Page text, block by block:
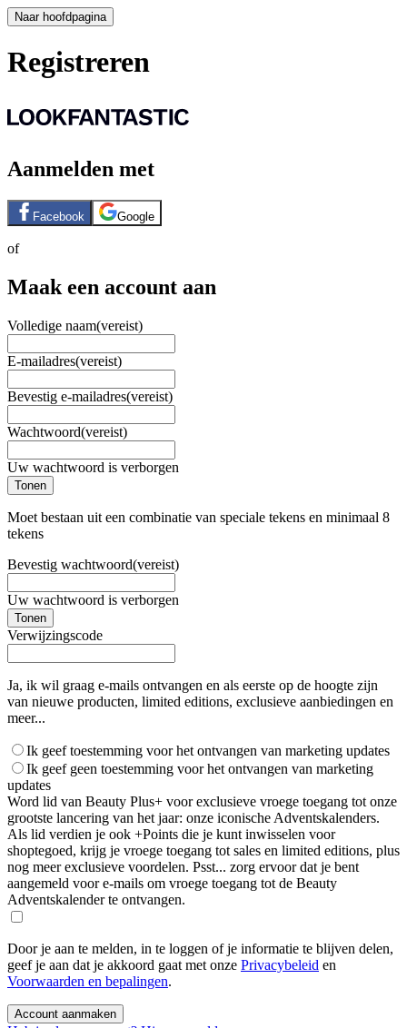
Naar hoofdpagina
Registreren
Aanmelden met
Facebook Google
of
Maak een account aan
Volledige naam(vereist)
E-mailadres(vereist)
Bevestig e-mailadres(vereist)
Wachtwoord(vereist)
Uw wachtwoord is verborgen
Tonen
Moet bestaan uit een combinatie van speciale tekens en minimaal 8
tekens
Bevestig wachtwoord(vereist)
Uw wachtwoord is verborgen
Tonen
Verwijzingscode
Ja, ik wil graag e-mails ontvangen en als eerste op de hoogte zijn
van nieuwe producten, limited editions, exclusieve aanbiedingen en
meer...
Ik geef toestemming voor het ontvangen van marketing updates
Ik geef geen toestemming voor het ontvangen van marketing
updates
Word lid van Beauty Plus+ voor exclusieve vroege toegang tot onze
grootste lancering van het jaar: onze iconische Adventskalenders.
Als lid verdien je ook +Points die je kunt inwisselen voor
shoptegoed, krijg je vroege toegang tot sales en limited editions, plus
nog meer exclusieve voordelen. Psst... zorg ervoor dat je bent
aangemeld voor e-mails om vroege toegang tot de Beauty
Adventskalender te ontvangen.
Door je aan te melden, in te loggen of je informatie te blijven delen,
geef je aan dat je akkoord gaat met onze Privacybeleid en
Voorwaarden en bepalingen.
Account aanmaken